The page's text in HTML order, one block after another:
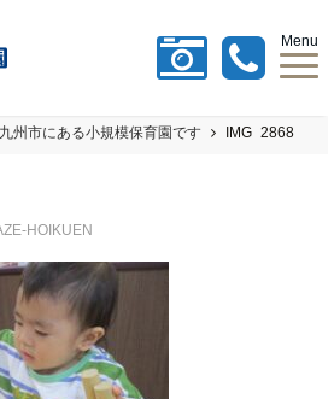
Menu
州市にある小規模保育園です IMG_2868
HOIKUEN